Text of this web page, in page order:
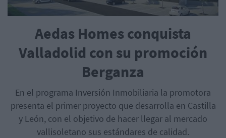
Aedas Homes conquista
Valladolid con su promoción
Berganza
En el programa Inversión Inmobiliaria la promotora
presenta el primer proyecto que desarrolla en Castilla
y León, con el objetivo de hacer llegar al mercado
vallisoletano sus estándares de calidad.